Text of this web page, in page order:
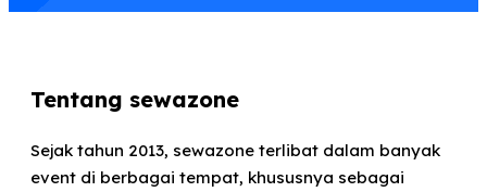
Tentang sewazone
Sejak tahun 2013, sewazone terlibat dalam banyak
event di berbagai tempat, khususnya sebagai